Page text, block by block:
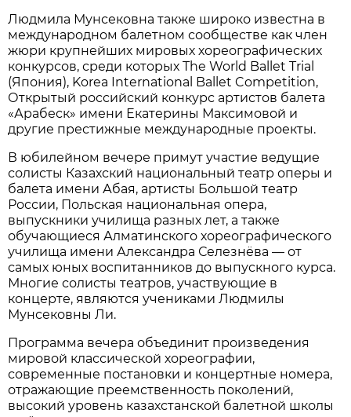
Людмила Мунсековна также широко известна в
международном балетном сообществе как член
жюри крупнейших мировых хореографических
конкурсов, среди которых The World Ballet Trial
(Япония), Korea International Ballet Competition,
Открытый российский конкурс артистов балета
«Арабеск» имени Екатерины Максимовой и
другие престижные международные проекты.
В юбилейном вечере примут участие ведущие
солисты Казахский национальный театр оперы и
балета имени Абая, артисты Большой театр
России, Польская национальная опера,
выпускники училища разных лет, а также
обучающиеся Алматинского хореографического
училища имени Александра Селезнёва — от
самых юных воспитанников до выпускного курса.
Многие солисты театров, участвующие в
концерте, являются учениками Людмилы
Мунсековны Ли.
Программа вечера объединит произведения
мировой классической хореографии,
современные постановки и концертные номера,
отражающие преемственность поколений,
высокий уровень казахстанской балетной школы